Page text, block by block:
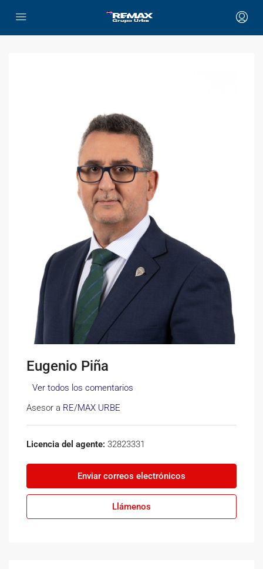
Eugenio Piña
Ver todos los comentarios
Asesor a RE/MAX URBE
Licencia del agente: 32823331
Enviar correos electrónicos
Llámenos